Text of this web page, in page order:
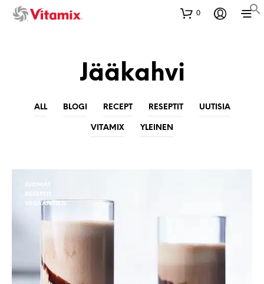
0
Jääkahvi
ALL BLOGI RECEPT RESEPTIT UUTISIA
VITAMIX YLEINEN
JUOMAT
RESEPTIT
VEGAANINEN